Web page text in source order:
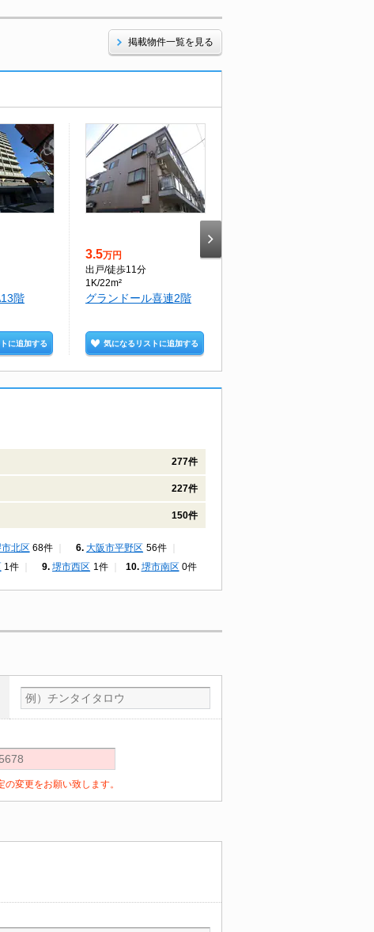
掲載物件一覧を見る
階
に追加する
3.5万円
出戸/徒歩11分
1K/22m²
グランドール喜連2階
気になるリストに追加する
277件
227件
150件
北区 68件 大阪市平野区 56件
1件 堺市西区 1件 堺市南区 0件
変更をお願い致します。